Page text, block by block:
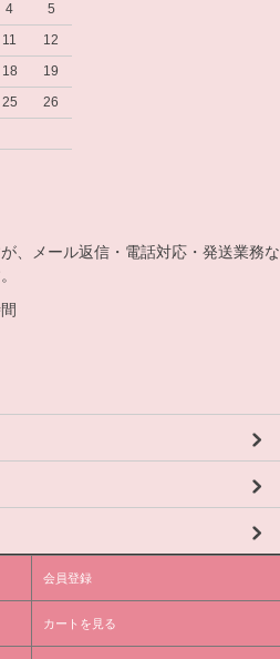
4
5
11
12
18
19
25
26
、メール返信・電話対応・発送業務な
会員登録
カートを見る